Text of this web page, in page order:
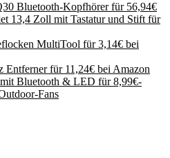
Bluetooth-Kopfhörer für 56,94€
13,4 Zoll mit Tastatur und Stift für
MultiTool für 3,14€ bei
für 11,24€ bei Amazon
Bluetooth & LED für 8,99€-
Fans